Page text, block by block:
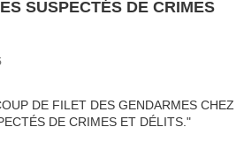
SUSPECTÉS DE CRIMES